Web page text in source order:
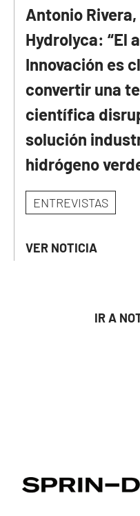
Antonio Rivera,
Hydrolyca: “El
Innovación es
convertir una
científica
solución
hidrógeno
ENTREVISTAS
VER NOTICIA
IR A